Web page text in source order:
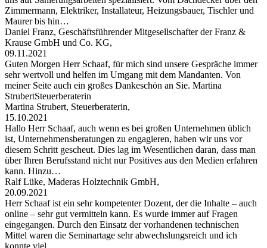
Zimmermann, Elektriker, Installateur, Heizungsbauer, Tischler und
Maurer bis hin…
Daniel Franz, Geschäftsführender Mitgesellschafter der Franz &
Krause GmbH und Co. KG,
09.11.2021
Guten Morgen Herr Schaaf, für mich sind unsere Gespräche immer
sehr wertvoll und helfen im Umgang mit dem Mandanten. Von
meiner Seite auch ein großes Dankeschön an Sie. Martina
StrubertSteuerberaterin
Martina Strubert, Steuerberaterin,
15.10.2021
Hallo Herr Schaaf, auch wenn es bei großen Unternehmen üblich
ist, Unternehmensberatungen zu engagieren, haben wir uns vor
diesem Schritt gescheut. Dies lag im Wesentlichen daran, dass man
über Ihren Berufsstand nicht nur Positives aus den Medien erfahren
kann. Hinzu…
Ralf Lüke, Maderas Holztechnik GmbH,
20.09.2021
Herr Schaaf ist ein sehr kompetenter Dozent, der die Inhalte – auch
online – sehr gut vermitteln kann. Es wurde immer auf Fragen
eingegangen. Durch den Einsatz der vorhandenen technischen
Mittel waren die Seminartage sehr abwechslungsreich und ich